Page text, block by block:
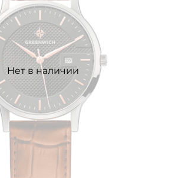
Нет в наличии